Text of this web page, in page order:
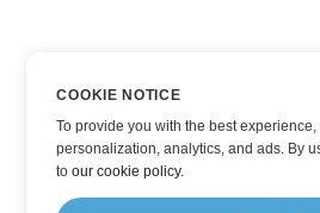
COOKIE NOTICE
To provide you with the best
personalization, analytics, and ads. By
toour cookie policy.